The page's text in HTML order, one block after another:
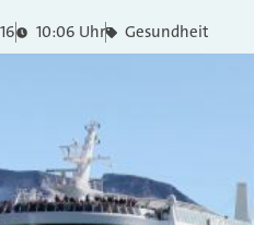
10:06 Uhr Gesundheit